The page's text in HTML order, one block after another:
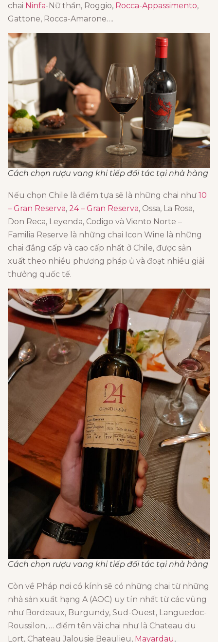
chai Ninfa-Nữ thần, Roggio, Rocca-Appassimento,
Gattone, Rocca-Amarone….
Cách chọn rượu vang khi tiếp đối tác tại nhà hàng
Nếu chọn Chile là điểm tựa sẽ là những chai như 10
– Gran Reserva, 24 – Gran Reserva, Ossa, La Rosa,
Don Reca, Leyenda, Codigo và Viento Norte –
Familia Reserve là những chai Icon Wine là những
chai đẳng cấp và cao cấp nhất ở Chile, được sản
xuất theo nhiều phương pháp ủ và đoạt nhiều giải
thưởng quốc tế.
Cách chọn rượu vang khi tiếp đối tác tại nhà hàng
Còn về Pháp nơi cổ kính sẽ có những chai từ những
nhà sản xuất hạng A (AOC) uy tín nhất từ các vùng
như Bordeaux, Burgundy, Sud-Ouest, Languedoc-
Roussilon, … điểm tên vài chai như là Chateau du
Lort, Chateau Jalousie Beaulieu, Mayardau,